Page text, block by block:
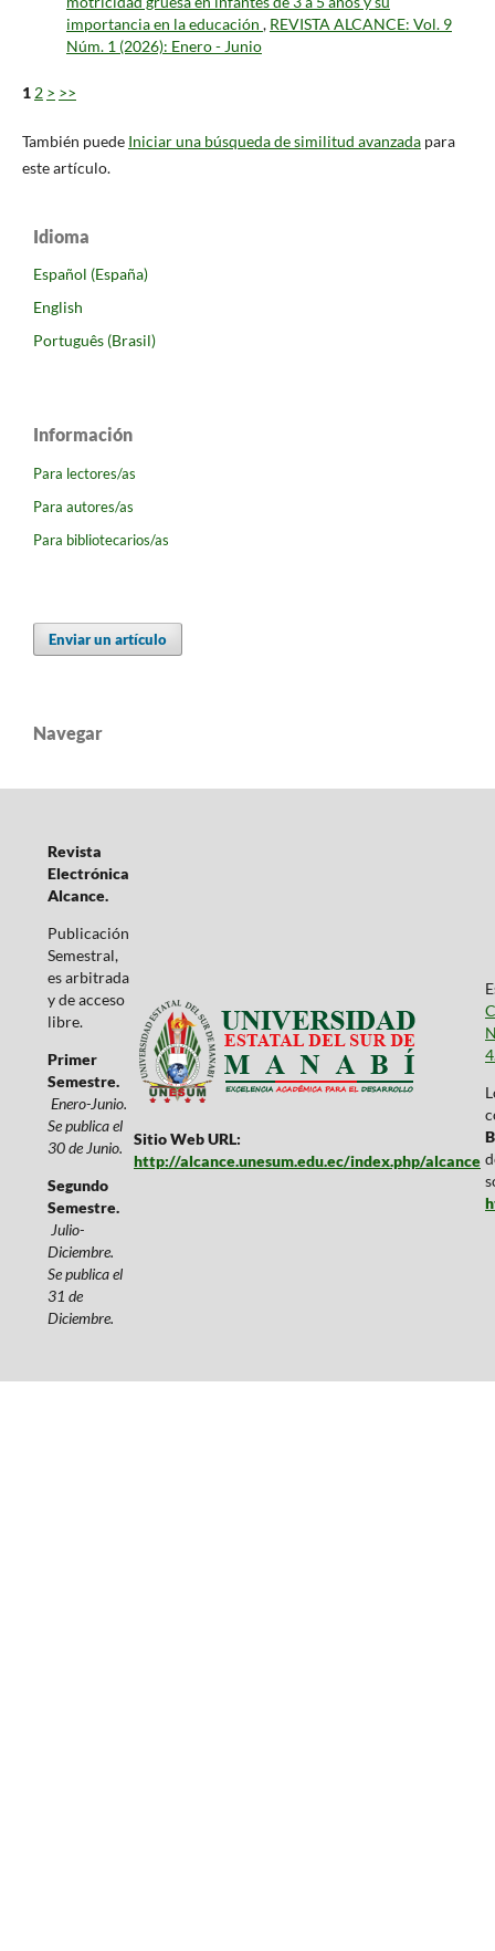
importancia en la educación , REVISTA ALCANCE: Vol. 9
Núm. 1 (2026): Enero - Junio
1 2 > >>
También puede Iniciar una búsqueda de similitud avanzadapara
este artículo.
Idioma
Español (España)
English
Português (Brasil)
Información
Para lectores/as
Para autores/as
Para bibliotecarios/as
Enviar un artículo
Navegar
Revista
Electrónica
Alcance.
Publicación
Semestral,
es arbitrada
y de acceso
libre.
Primer
Semestre.
Enero-Junio.
Se publica el
30 de Junio.
Segundo
Semestre.
Julio-
Diciembre.
Se publica el
31 de
Diciembre.
Sitio Web URL:
http://alcance.unesum.edu.ec/index.php/alcance